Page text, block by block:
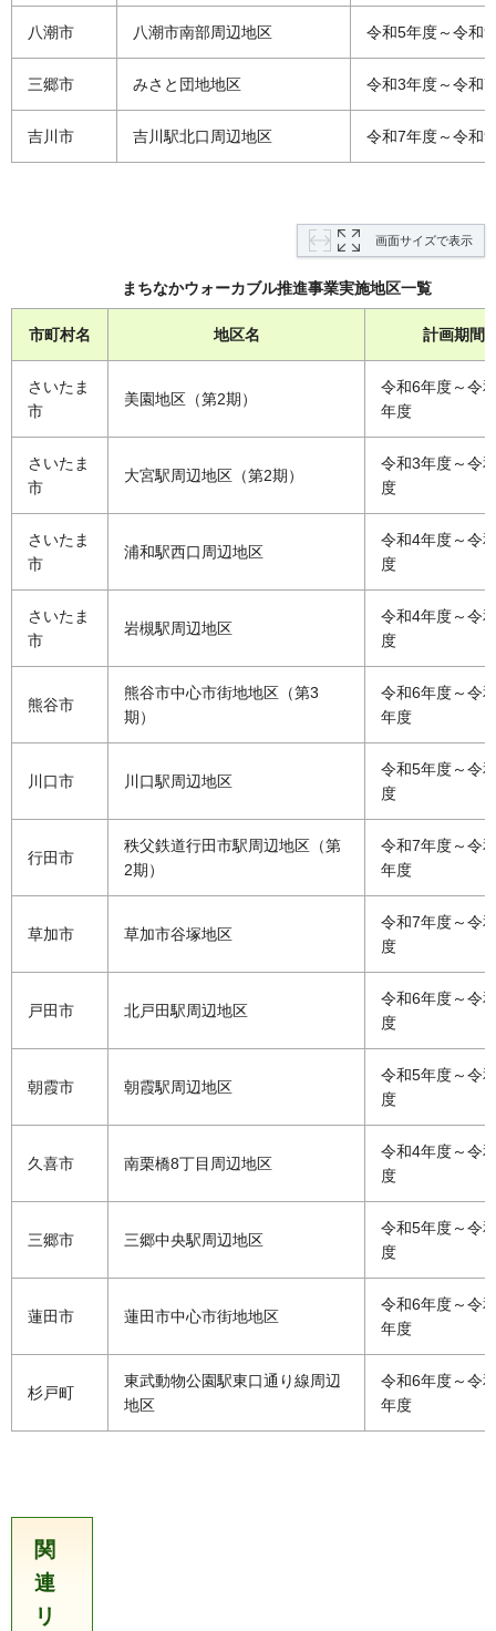
八潮市 八潮市南部周辺地区 令和5年度～令和9
三郷市 みさと団地地区 令和3年度～令和7
吉川市 吉川駅北口周辺地区 令和7年度～令和9
画面サイズで表示
まちなかウォーカブル推進事業実施地区一覧
市町村名 地区名 計画期間
さいたま
市
美園地区（第2期）
令和6年度～令
年度
さいたま
市
大宮駅周辺地区（第2期）
令和3年度～令
度
さいたま
市
浦和駅西口周辺地区
令和4年度～令
度
さいたま
市
岩槻駅周辺地区
令和4年度～令
度
熊谷市
熊谷市中心市街地地区（第3
期）
令和6年度～令
年度
川口市 川口駅周辺地区
令和5年度～令
度
行田市
秩父鉄道行田市駅周辺地区（第
2期）
令和7年度～令
年度
草加市 草加市谷塚地区
令和7年度～令
度
戸田市 北戸田駅周辺地区
令和6年度～令
度
朝霞市 朝霞駅周辺地区
令和5年度～令
度
久喜市 南栗橋8丁目周辺地区
令和4年度～令
度
三郷市 三郷中央駅周辺地区
令和5年度～令
度
蓮田市 蓮田市中心市街地地区
令和6年度～令
年度
杉戸町
東武動物公園駅東口通り線周辺
地区
令和6年度～令
年度
関
連
リ